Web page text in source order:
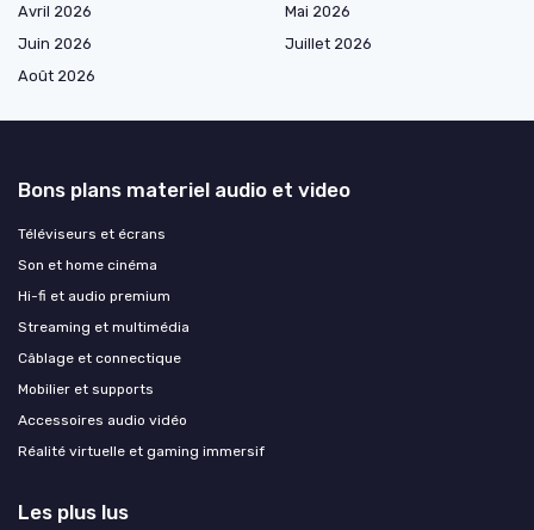
Avril 2026
Mai 2026
Juin 2026
Juillet 2026
Août 2026
Bons plans materiel audio et video
Téléviseurs et écrans
Son et home cinéma
Hi-fi et audio premium
Streaming et multimédia
Câblage et connectique
Mobilier et supports
Accessoires audio vidéo
Réalité virtuelle et gaming immersif
Les plus lus